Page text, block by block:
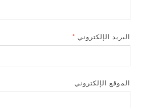
البريد الإلكتروني *
الموقع الإلكتروني